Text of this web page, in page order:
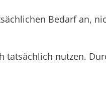
Bedarf an,
tatsächlich nutzen.